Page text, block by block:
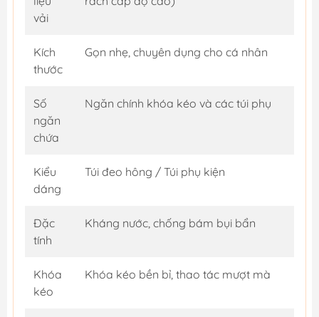
vải
Kích
thước
Gọn nhẹ, chuyên dụng cho cá nhân
Số
ngăn
chứa
Ngăn chính khóa kéo và các túi phụ
Kiểu
dáng
Túi đeo hông / Túi phụ kiện
Đặc
tính
Kháng nước, chống bám bụi bẩn
Khóa
kéo
Khóa kéo bền bỉ, thao tác mượt mà